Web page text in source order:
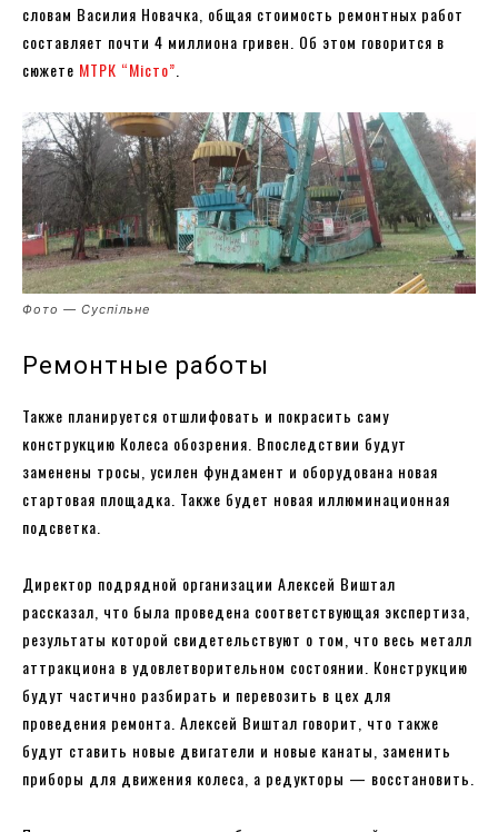
словам Василия Новачка, общая стоимость ремонтных работ
составляет почти 4 миллиона гривен. Об этом говорится в
сюжете МТРК “Місто”
Фото — Суспільне
Ремонтные работы
Также планируется отшлифовать и покрасить саму
конструкцию Колеса обозрения. Впоследствии будут
заменены тросы, усилен фундамент и оборудована новая
стартовая площадка. Также будет новая иллюминационная
подсветка.
Директор подрядной организации Алексей Виштал
рассказал, что была проведена соответствующая экспертиза,
результаты которой свидетельствуют о том, что весь металл
аттракциона в удовлетворительном состоянии. Конструкцию
будут частично разбирать и перевозить в цех для
проведения ремонта. Алексей Виштал говорит, что также
будут ставить новые двигатели и новые канаты, заменить
приборы для движения колеса, а редукторы — восстановить.